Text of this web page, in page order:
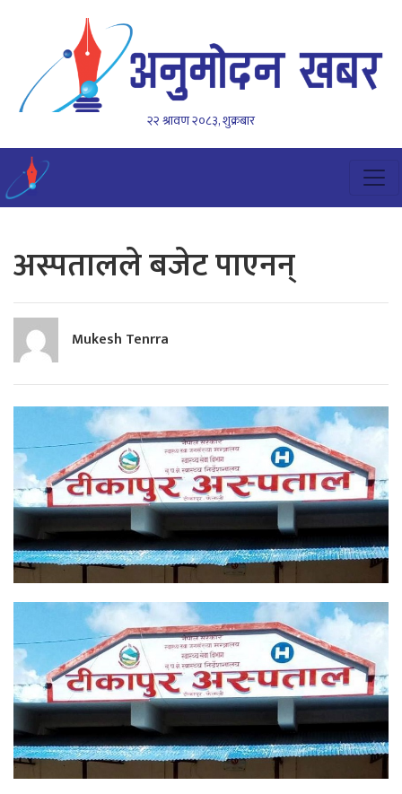
२२ श्रावण २०८३, शुक्रबार
अस्पतालले बजेट पाएनन्
Mukesh Tenrra